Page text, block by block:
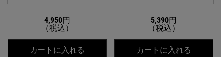
4,950円
（税込）
カートに入れる キールズ ミッドナイトボタニカル コ
5,390円
（税込）
カートに入れる